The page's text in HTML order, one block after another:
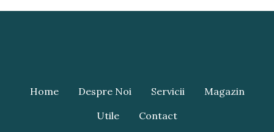
Home Despre Noi Servicii
Magazin
Utile
Contact